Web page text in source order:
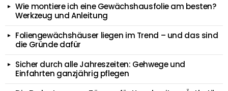
Wie montiere ich eine Gewächshausfolie am besten?
Werkzeug und Anleitung
Foliengewächshäuser liegen im Trend – und das sind
die Gründe dafür
Sicher durch alle Jahreszeiten: Gehwege und
Einfahrten ganzjährig pflegen